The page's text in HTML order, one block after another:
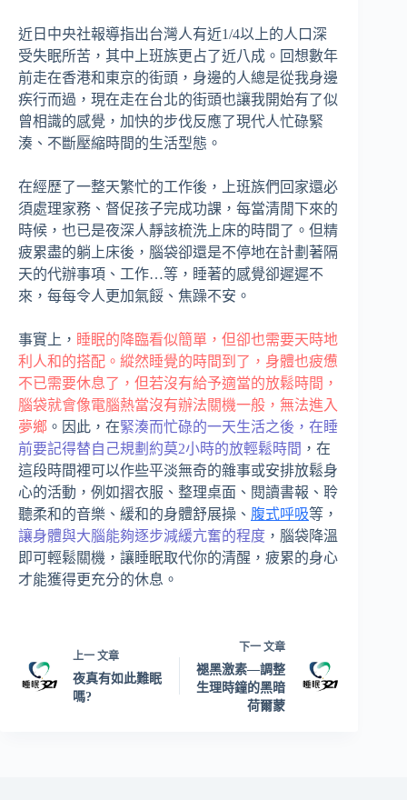
近日中央社報導指出台灣人有近1/4以上的人口深
受失眠所苦，其中上班族更占了近八成。回想數年
前走在香港和東京的街頭，身邊的人總是從我身邊
疾行而過，現在走在台北的街頭也讓我開始有了似
曾相識的感覺，加快的步伐反應了現代人忙碌緊
湊、不斷壓縮時間的生活型態。
在經歷了一整天繁忙的工作後，上班族們回家還必
須處理家務、督促孩子完成功課，每當清閒下來的
時候，也已是夜深人靜該梳洗上床的時間了。但精
疲累盡的躺上床後，腦袋卻還是不停地在計劃著隔
天的代辦事項、工作…等，睡著的感覺卻遲遲不
來，每每令人更加氣餒、焦躁不安。
事實上， 睡眠的降臨看似簡單，但卻也需要天時地
利人和的搭配。縱然睡覺的時間到了，身體也疲憊
不已需要休息了，但若沒有給予適當的放鬆時間，
腦袋就會像電腦熱當沒有辦法關機一般，無法進入
夢鄉 。因此，在緊湊而忙碌的一天生活之後，在睡
前要記得替自己規劃約莫2小時的放輕鬆時間 ，在
這段時間裡可以作些平淡無奇的雜事或安排放鬆身
心的活動，例如摺衣服、整理桌面、閱讀書報、聆
聽柔和的音樂、緩和的身體舒展操、 腹式呼吸等，
讓身體與大腦能夠逐步減緩亢奮的程度 ，腦袋降溫
即可輕鬆關機，讓睡眠取代你的清醒，疲累的身心
才能獲得更充分的休息。
上一 文章
夜真有如此難眠
嗎?
下一文章
褪黑激素—調整
生理時鐘的黑暗
荷爾蒙